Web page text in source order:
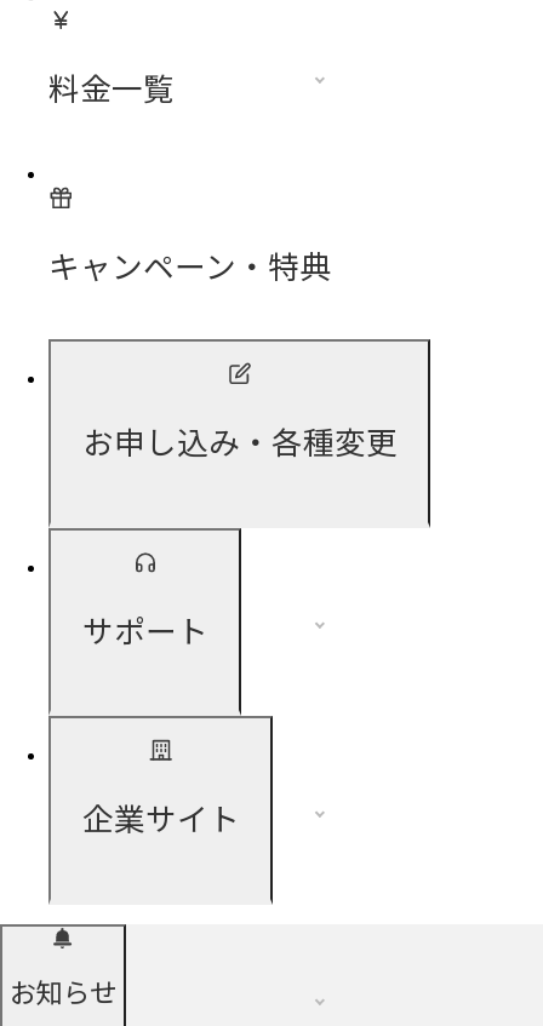
料金一覧
キャンペーン・特典
お申し込み・各種変更
サポート
企業サイト
お知らせ